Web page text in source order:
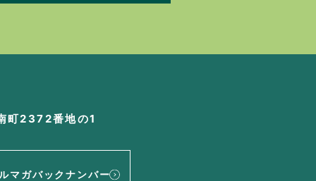
町2372番地の1
マガバックナンバー